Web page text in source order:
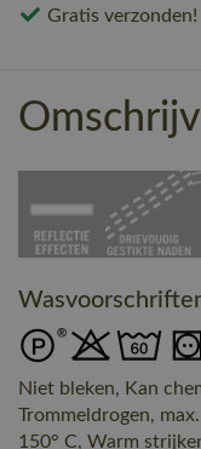
Gratis verzonden!
Niet bleken, Kan
Trommeldrogen,
150° C, Warm